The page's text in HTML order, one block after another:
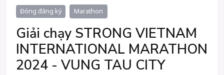
Đóng đăng ký Marathon
Giải chạy STRONG VIETNAM
INTERNATIONAL MARATHON
2024 - VUNG TAU CITY